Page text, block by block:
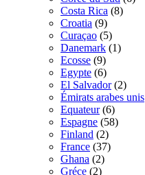
Costa Rica (8)
Croatia (9)
Curaçao (5)
Danemark (1)
Ecosse (9)
Egypte (6)
El Salvador (2)
Émirats arabes unis
Equateur (6)
Espagne (58)
Finland (2)
France (37)
Ghana (2)
Gréce (2)